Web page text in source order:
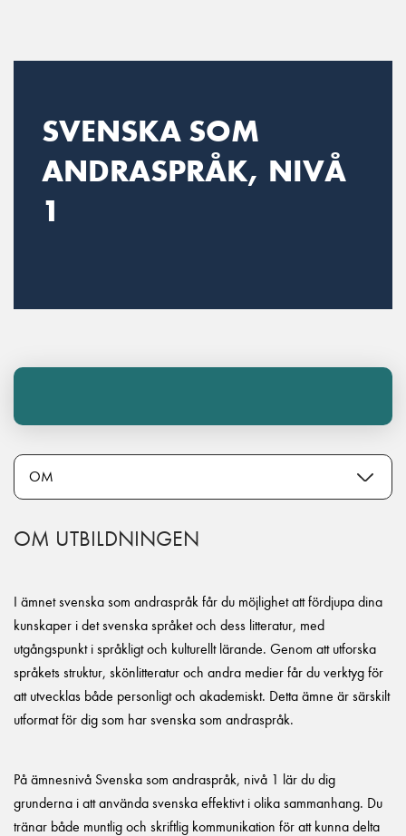
SVENSKA SOM
ANDRASPRÅK, NIVÅ
1
OM UTBILDNINGEN
I ämnet svenska som andraspråk får du möjlighet att fördjupa dina
kunskaper i det svenska språket och dess litteratur, med
utgångspunkt i språkligt och kulturellt lärande. Genom att utforska
språkets struktur, skönlitteratur och andra medier får du verktyg för
att utvecklas både personligt och akademiskt. Detta ämne är särskilt
utformat för dig som har svenska som andraspråk.
På ämnesnivå Svenska som andraspråk, nivå 1 lär du dig
grunderna i att använda svenska effektivt i olika sammanhang. Du
tränar både muntlig och skriftlig kommunikation för att kunna delta